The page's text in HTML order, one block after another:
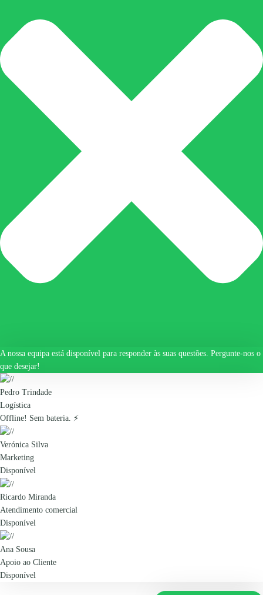
A nossa equipa está disponível para responder às suas questões. Pergunte-nos o
que desejar!
Pedro Trindade
Logística
Offline! Sem bateria. ⚡
Verónica Silva
Marketing
Disponível
Ricardo Miranda
Atendimento comercial
Disponível
Ana Sousa
Apoio ao Cliente
Disponível